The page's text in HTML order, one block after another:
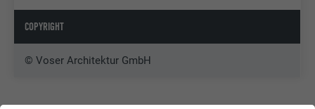
COPYRIGHT
© Voser Architektur GmbH